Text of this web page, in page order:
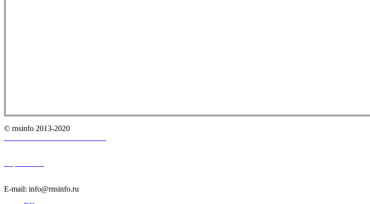
© rnsinfo 2013-2020
E-mail: info@rnsinfo.ru